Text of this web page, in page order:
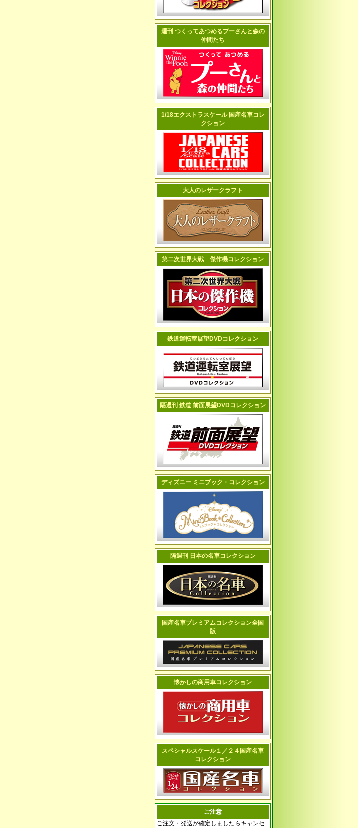
週刊 つくってあつめるプーさんと森の
仲間たち
1/18エクストラスケール 国産名車コレ
クション
大人のレザークラフト
第二次世界大戦 傑作機コレクション
鉄道運転室展望DVDコレクション
隔週刊 鉄道 前面展望DVDコレクション
ディズニー ミニブック・コレクション
隔週刊 日本の名車コレクション
国産名車プレミアムコレクション全国
版
懐かしの商用車コレクション
スペシャルスケール１／２４国産名車
コレクション
ご注意
ご注文・発送が確定しましたらキャンセ